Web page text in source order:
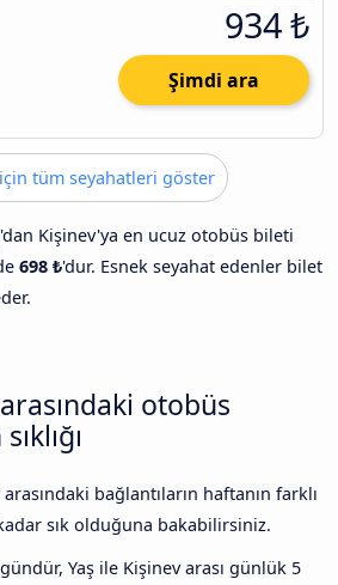
934 ₺
Şimdi ara
tüm seyahatleri göster
Kişinev'ya en ucuz otobüs bileti
698 ₺'dur. Esnek seyahat edenler bilet
otobüs
bağlantıların haftanın farklı
sık olduğuna bakabilirsiniz.
Yaş ile Kişinev arası günlük 5